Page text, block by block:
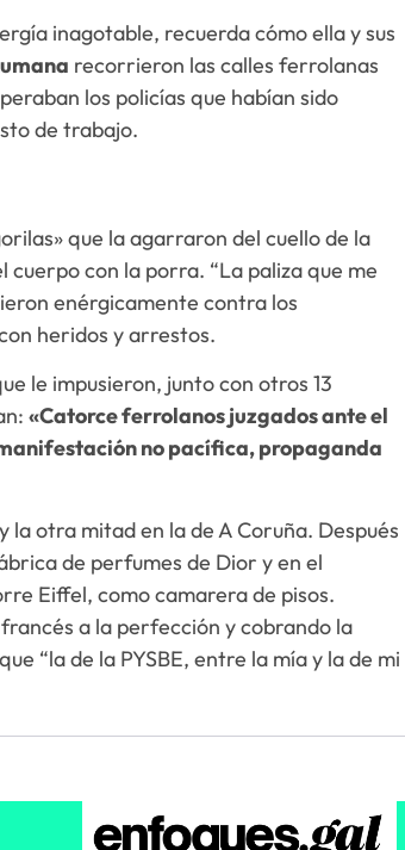
inagotable, recuerda cómo ella y sus
recorrieron las calles ferrolanas
los policías que habían sido
de trabajo.
que la agarraron del cuello de la
con la porra. “La paliza que me
enérgicamente contra los
heridos y arrestos.
le impusieron, junto con otros 13
«Catorce ferrolanos juzgados ante el
no pacífica, propaganda
otra mitad en la de A Coruña. Después
de perfumes de Dior y en el
Eiffel, como camarera de pisos.
a la perfección y cobrando la
“la de la PYSBE, entre la mía y la de mi